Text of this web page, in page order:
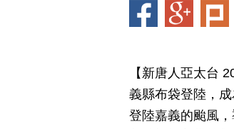
【新唐人亞太台
義縣布袋登陸，
登陸嘉義的颱風